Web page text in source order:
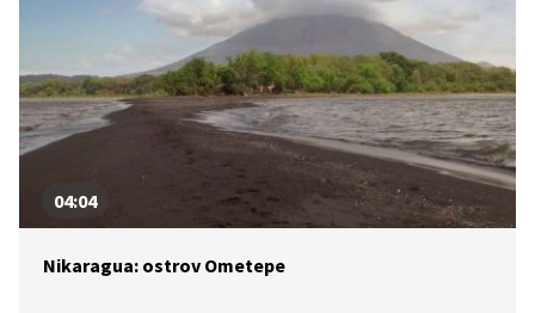
kvůli nákladům ale není jisté, zda bude dokončeno.
04:04
Nikaragua: ostrov Ometepe